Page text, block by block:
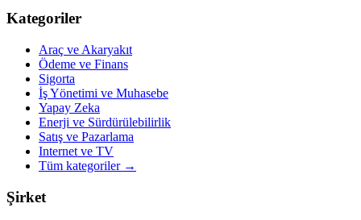
Kategoriler
Araç ve Akaryakıt
Ödeme ve Finans
Sigorta
İş Yönetimi ve Muhasebe
Yapay Zeka
Enerji ve Sürdürülebilirlik
Satış ve Pazarlama
Internet ve TV
Tüm kategoriler→
Şirket